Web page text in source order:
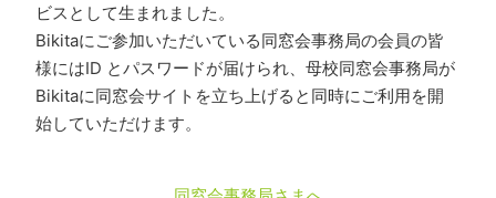
ビスとして生まれました。
Bikitaにご参加いただいている同窓会事務局の会員の皆
様にはID とパスワードが届けられ、母校同窓会事務局が
Bikitaに同窓会サイトを立ち上げると同時にご利用を開
始していただけます。